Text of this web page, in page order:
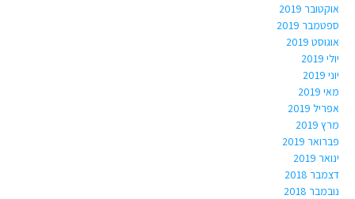
אוקטובר 2019
ספטמבר 2019
אוגוסט 2019
יולי 2019
יוני 2019
מאי 2019
אפריל 2019
מרץ 2019
פברואר 2019
ינואר 2019
דצמבר 2018
נובמבר 2018